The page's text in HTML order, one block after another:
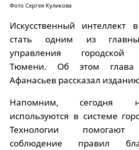
Фото Сергея Куликова
Искусственный
стать одним из
управления городской
Тюмени. Об этом глава
Афанасьев рассказал
Напомним, сегодня
используются в системе
Технологии помогают
соблюдение правил